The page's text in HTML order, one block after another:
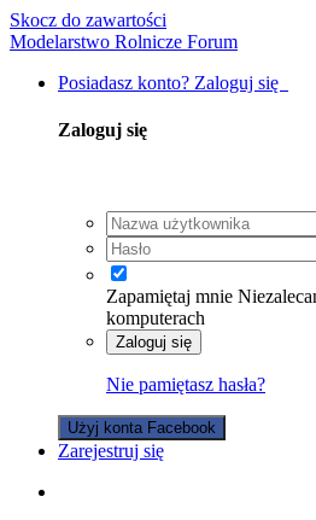
Skocz do zawartości
Modelarstwo Rolnicze Forum
Posiadasz konto? Zaloguj się
Zaloguj się
Zapamiętaj mnie
komputerach
Zaloguj się
Nie pamiętasz hasła?
Użyj konta Facebook
Zarejestruj się